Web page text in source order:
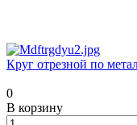
Круг отрезной по
0
В корзину